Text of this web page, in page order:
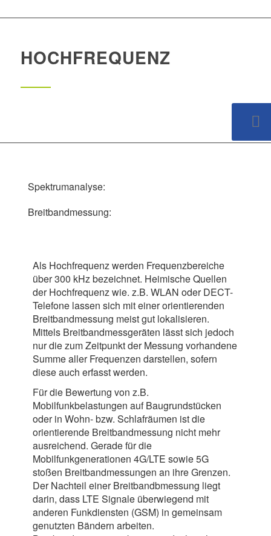
HOCHFREQUENZ
Spektrumanalyse:
Breitbandmessung:
Als Hochfrequenz werden Frequenzbereiche
über 300 kHz bezeichnet. Heimische Quellen
der Hochfrequenz wie. z.B. WLAN oder DECT-
Telefone lassen sich mit einer orientierenden
Breitbandmessung meist gut lokalisieren.
Mittels Breitbandmessgeräten lässt sich jedoch
nur die zum Zeitpunkt der Messung vorhandene
Summe aller Frequenzen darstellen, sofern
diese auch erfasst werden.
Für die Bewertung von z.B.
Mobilfunkbelastungen auf Baugrundstücken
oder in Wohn- bzw. Schlafräumen ist die
orientierende Breitbandmessung nicht mehr
ausreichend. Gerade für die
Mobilfunkgenerationen 4G/LTE sowie 5G
stoßen Breitbandmessungen an ihre Grenzen.
Der Nachteil einer Breitbandbmessung liegt
darin, dass LTE Signale überwiegend mit
anderen Funkdiensten (GSM) in gemeinsam
genutzten Bändern arbeiten.